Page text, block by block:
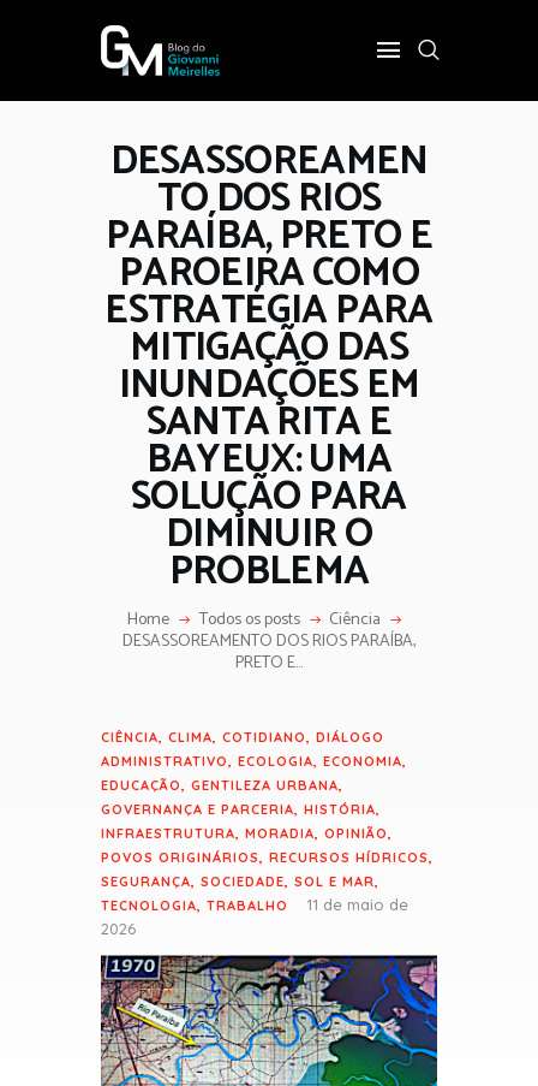
DESASSOREAMEN
TO DOS RIOS
PARAÍBA, PRETO E
PAROEIRA COMO
ESTRATÉGIA PARA
MITIGAÇÃO DAS
INUNDAÇÕES EM
SANTA RITA E
BAYEUX: UMA
SOLUÇÃO PARA
DIMINUIR O
PROBLEMA
Home Todos os posts Ciência
DESASSOREAMENTO DOS RIOS PARAÍBA,
PRETO E...
INÍCIO
POLÍTICA
COTIDIANO
OPINIÃO
PODER
SOBRE
CIÊNCIA, CLIMA, COTIDIANO, DIÁLOGO
ADMINISTRATIVO, ECOLOGIA, ECONOMIA,
EDUCAÇÃO, GENTILEZA URBANA,
GOVERNANÇA E PARCERIA, HISTÓRIA,
INFRAESTRUTURA, MORADIA, OPINIÃO,
POVOS ORIGINÁRIOS, RECURSOS HÍDRICOS,
SEGURANÇA, SOCIEDADE, SOL E MAR,
TECNOLOGIA, TRABALHO
11 de maio de
2026